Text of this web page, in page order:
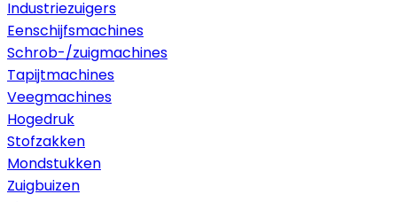
Industriezuigers
Eenschijfsmachines
Schrob-/zuigmachines
Tapijtmachines
Veegmachines
Hogedruk
Stofzakken
Mondstukken
Zuigbuizen